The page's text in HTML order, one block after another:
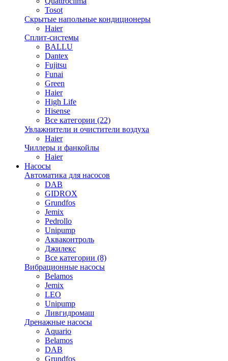
Tosot
Скрытые напольные кондиционеры
Haier
Сплит-системы
BALLU
Dantex
Fujitsu
Funai
Green
Haier
High Life
Hisense
Все категории (22)
Увлажнители и очистители воздуха
Haier
Чиллеры и фанкойлы
Haier
Насосы
Автоматика для насосов
DAB
GIDROX
Grundfos
Jemix
Pedrollo
Unipump
Акваконтроль
Джилекс
Все категории (8)
Вибрационные насосы
Belamos
Jemix
LEO
Unipump
Ливгидромаш
Дренажные насосы
Aquario
Belamos
DAB
Grundfos